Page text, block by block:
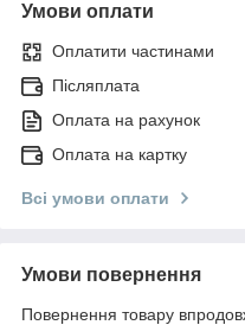
Умови оплати
Оплатити частинами
Післяплата
Оплата на рахунок
Оплата на картку
Всі умови оплати
Умови повернення
Повернення товару